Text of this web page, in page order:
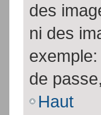
des
ni des
de
Haut